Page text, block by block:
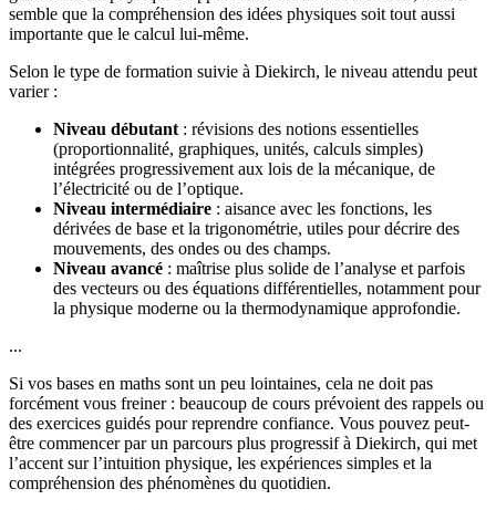
semble que la compréhension des idées physiques soit tout aussi
importante que le calcul lui-même.
Selon le type de formation suivie à Diekirch, le niveau attendu peut
varier :
Niveau débutant: révisions des notions essentielles
(proportionnalité, graphiques, unités, calculs simples)
intégrées progressivement aux lois de la mécanique, de
l’électricité ou de l’optique.
Niveau intermédiaire : aisance avec les fonctions, les
dérivées de base et la trigonométrie, utiles pour décrire des
mouvements, des ondes ou des champs.
Niveau avancé : maîtrise plus solide de l’analyse et parfois
des vecteurs ou des équations différentielles, notamment pour
la physique moderne ou la thermodynamique approfondie.
...
Si vos bases en maths sont un peu lointaines, cela ne doit pas
forcément vous freiner : beaucoup de cours prévoient des rappels ou
des exercices guidés pour reprendre confiance. Vous pouvez peut-
être commencer par un parcours plus progressif à Diekirch, qui met
l’accent sur l’intuition physique, les expériences simples et la
compréhension des phénomènes du quotidien.